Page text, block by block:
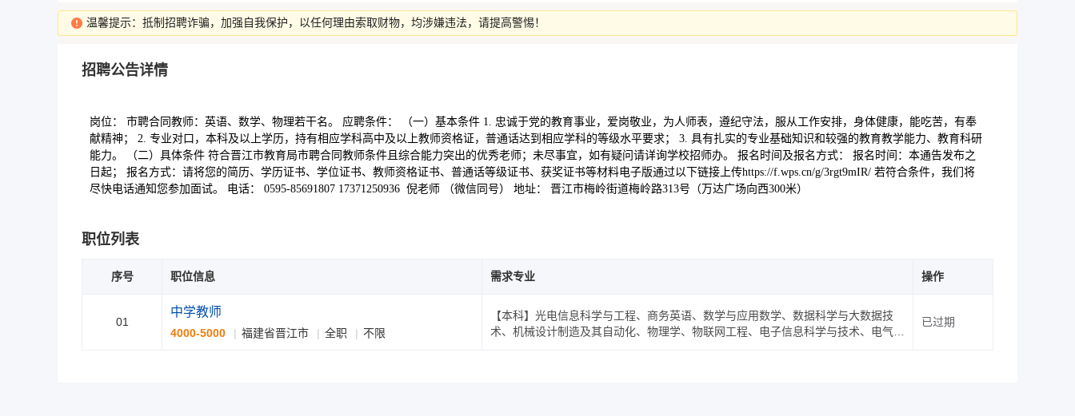
温馨提示：抵制招聘诈骗，加强自我保护，以任何理由索取财物，均涉嫌违法，请提高警惕！
招聘公告详情
岗位： 市聘合同教师：英语、数学、物理若干名。 应聘条件： （一）基本条件 1. 忠诚于党的教育事业，爱岗敬业，为人师表，遵纪守法，服从工作安排，身体健康，能吃苦，有奉
献精神； 2. 专业对口，本科及以上学历，持有相应学科高中及以上教师资格证，普通话达到相应学科的等级水平要求； 3. 具有扎实的专业基础知识和较强的教育教学能力、教育科研
能力。 （二）具体条件 符合晋江市教育局市聘合同教师条件且综合能力突出的优秀老师；未尽事宜，如有疑问请详询学校招师办。 报名时间及报名方式： 报名时间：本通告发布之
日起； 报名方式：请将您的简历、学历证书、学位证书、教师资格证书、普通话等级证书、获奖证书等材料电子版通过以下链接上传https://f.wps.cn/g/3rgt9mIR/ 若符合条件，我们将
尽快电话通知您参加面试。 电话： 0595-85691807 17371250936 倪老师 （微信同号） 地址： 晋江市梅岭街道梅岭路313号（万达广场向西300米）
职位列表
序号 职位信息 需求专业 操作
01
中学教师
4000-5000 福建省晋江市 全职 不限
【本科】光电信息科学与工程、商务英语、数学与应用数学、数据科学与大数据技
术、机械设计制造及其自动化、物理学、物联网工程、电子信息科学与技术、电气工
已过期